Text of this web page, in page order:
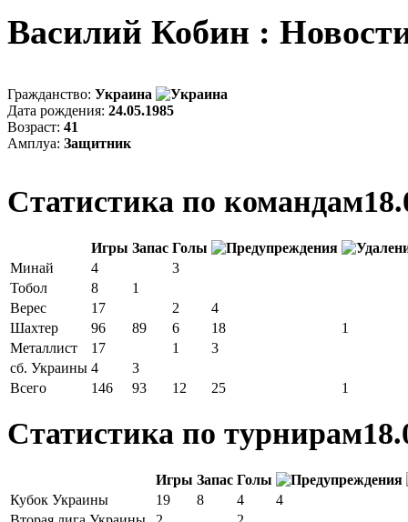
Василий Кобин :
Гражданство: Украина
Дата рождения: 24.05.1985
Возраст: 41
Амплуа: Защитник
Статистика по командам
Игры Запас Голы
Минай
4
3
Тобол
8
1
Верес
17 2
4
Шахтер
96 89 6 18
1
Металлист
17 1
3
сб. Украины 4
3
Всего
146 93 12 25 1
Статистика по турнирам
Игры Запас Голы
Кубок Украины
19 8 4
4